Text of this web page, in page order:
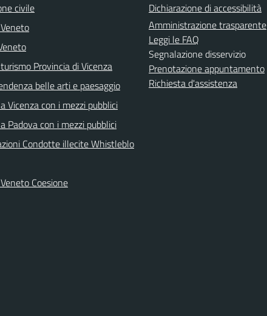
civile
Provincia di Vicenza
belle arti e paesaggio
Vicenza con i mezzi pubblici
Padova con i mezzi pubblici
Condotte illecite Whistleblo
Coesione
Dichiarazione di accessibilità
Amministrazione trasparente
Leggi le FAQ
Segnalazione disservizio
Prenotazione appuntamento
Richiesta d'assistenza